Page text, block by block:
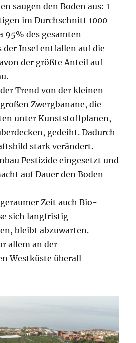
saugen den Boden aus: 1
im Durchschnitt 1000
95% des gesamten
der Insel entfallen auf die
der größte Anteil auf
Trend von der kleinen
Zwergbanane, die
unter Kunststoffplanen,
gedeiht. Dadurch
stark verändert.
Pestizide eingesetzt und
auf Dauer den Boden
Zeit auch Bio-
sich langfristig
bleibt abzuwarten.
allem an der
Westküste überall